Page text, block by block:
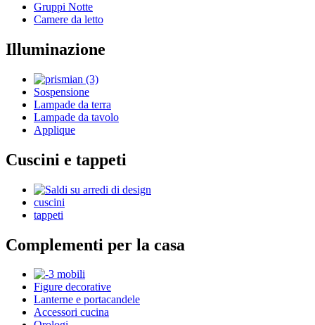
Gruppi Notte
Camere da letto
Illuminazione
Sospensione
Lampade da terra
Lampade da tavolo
Applique
Cuscini e tappeti
cuscini
tappeti
Complementi per la casa
Figure decorative
Lanterne e portacandele
Accessori cucina